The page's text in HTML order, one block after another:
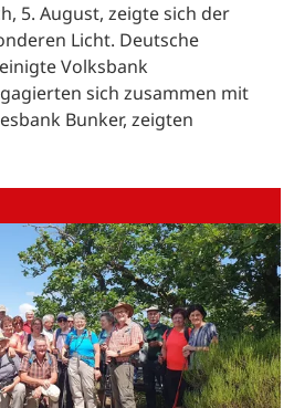
5. August, zeigte sich der
Licht. Deutsche
Volksbank
sich zusammen mit
Bunker, zeigten